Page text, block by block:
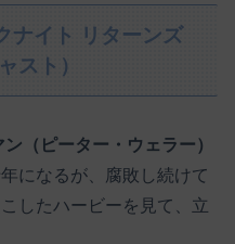
ナイト リターンズ
スト）
（ピーター・ウェラー）
になるが、腐敗し続けて
したハービーを見て、立